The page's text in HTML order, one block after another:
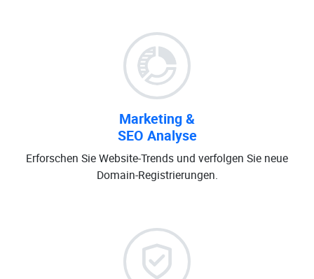
Marketing &
SEO Analyse
Erforschen Sie Website-Trends und verfolgen Sie neue
Domain-Registrierungen.